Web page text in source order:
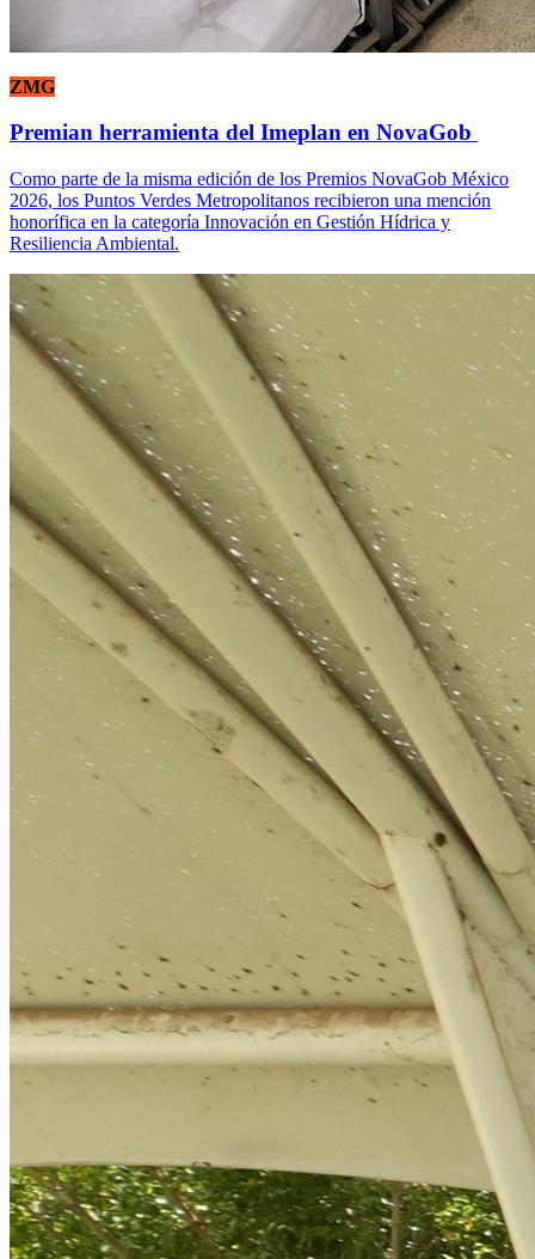
ZMG
Premian herramienta del Imeplan en NovaGob
Como parte de la misma edición de los Premios NovaGob México
2026, los Puntos Verdes Metropolitanos recibieron una mención
honorífica en la categoría Innovación en Gestión Hídrica y
Resiliencia Ambiental.